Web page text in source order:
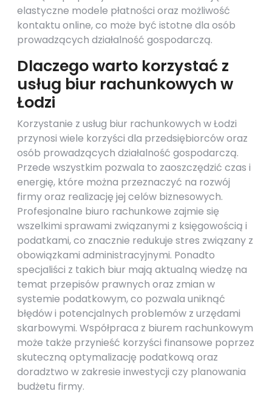
elastyczne modele płatności oraz możliwość
kontaktu online, co może być istotne dla osób
prowadzących działalność gospodarczą.
Dlaczego warto korzystać z
usług biur rachunkowych w
Łodzi
Korzystanie z usług biur rachunkowych w Łodzi
przynosi wiele korzyści dla przedsiębiorców oraz
osób prowadzących działalność gospodarczą.
Przede wszystkim pozwala to zaoszczędzić czas i
energię, które można przeznaczyć na rozwój
firmy oraz realizację jej celów biznesowych.
Profesjonalne biuro rachunkowe zajmie się
wszelkimi sprawami związanymi z księgowością i
podatkami, co znacznie redukuje stres związany z
obowiązkami administracyjnymi. Ponadto
specjaliści z takich biur mają aktualną wiedzę na
temat przepisów prawnych oraz zmian w
systemie podatkowym, co pozwala uniknąć
błędów i potencjalnych problemów z urzędami
skarbowymi. Współpraca z biurem rachunkowym
może także przynieść korzyści finansowe poprzez
skuteczną optymalizację podatkową oraz
doradztwo w zakresie inwestycji czy planowania
budżetu firmy.